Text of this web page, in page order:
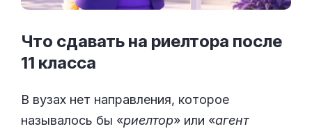
Что сдавать на риелтора после
11 класса
В вузах нет направления, которое
называлось бы «риелтор» или «агент